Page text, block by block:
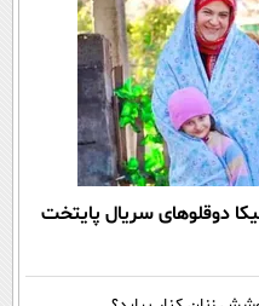
دوقلوهای سریال پایتخت